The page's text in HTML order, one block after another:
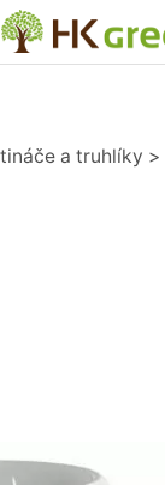
HK Green
a truhlíky